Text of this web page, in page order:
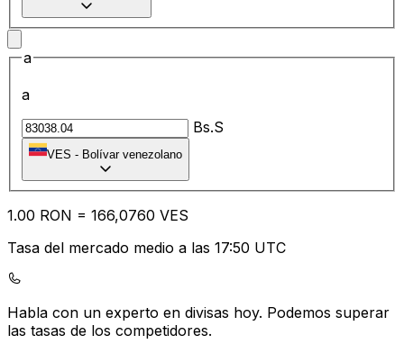
a
a
Bs.S
VES - Bolívar venezolano
1.00 RON = 166,0760 VES
Tasa del mercado medio a las 17:50 UTC
Habla con un experto en divisas hoy. Podemos superar
las tasas de los competidores.